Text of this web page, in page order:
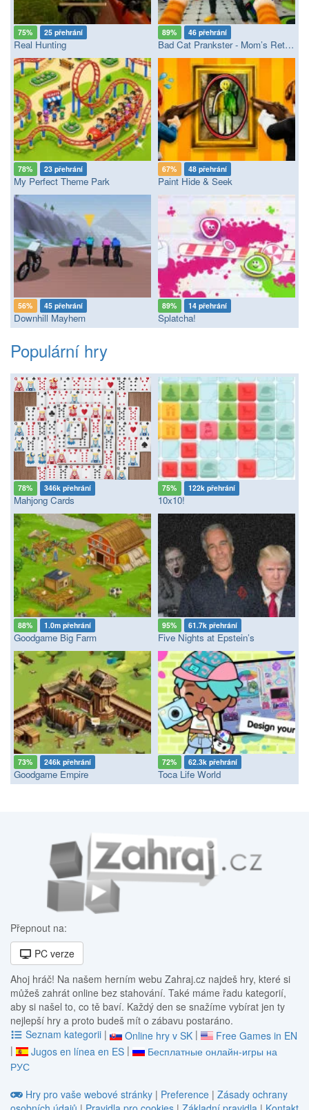
75% 25 přehrání
Real Hunting
89% 46 přehrání
Bad Cat Prankster - Mom’s Return
78% 23 přehrání
My Perfect Theme Park
67% 48 přehrání
Paint Hide & Seek
56% 45 přehrání
Downhill Mayhem
89% 14 přehrání
Splatcha!
Populární hry
78% 346k přehrání
Mahjong Cards
75% 122k přehrání
10x10!
88% 1.0m přehrání
Goodgame Big Farm
95% 61.7k přehrání
Five Nights at Epstein’s
73% 246k přehrání
Goodgame Empire
72% 62.3k přehrání
Toca Life World
Přepnout na:
PC verze
Ahoj hráč! Na našem herním webu Zahraj.cz najdeš hry, které si
můžeš zahrát online bez stahování. Také máme řadu kategorií,
aby si našel to, co tě baví. Každý den se snažíme vybírat jen ty
nejlepší hry a proto budeš mít o zábavu postaráno.
Seznam kategorii | Online hry v SK |
Free Games in EN
|
Jugos en línea en ES |
Бесплатные онлайн-игры на
РУС
Hry pro vaše webové stránky | Preference | Zásady ochrany